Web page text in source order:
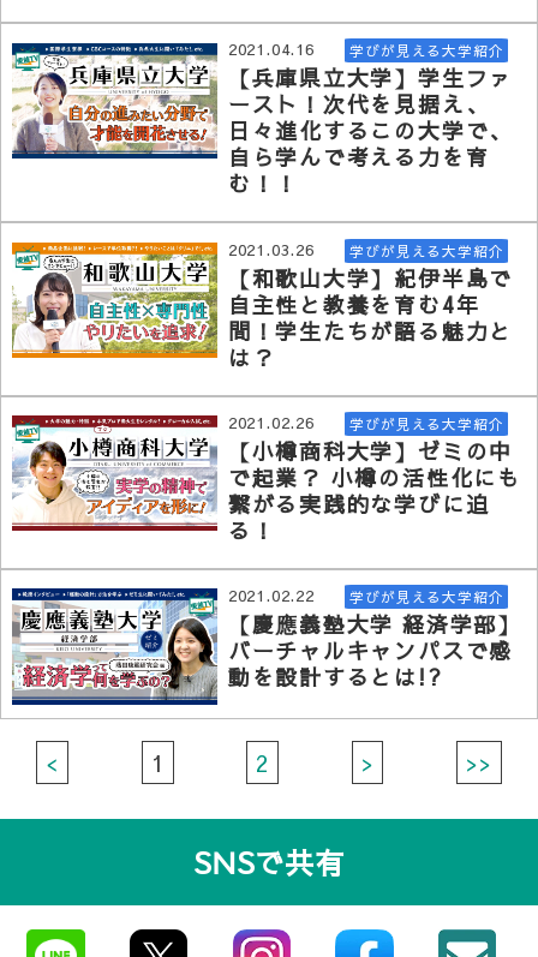
2021.04.16 学びが見える大学紹介
【兵庫県立大学】学生ファ
ースト！次代を見据え、
日々進化するこの大学で、
自ら学んで考える力を育
む！！
2021.03.26 学びが見える大学紹介
【和歌山大学】紀伊半島で
自主性と教養を育む4年
間！学生たちが語る魅力と
は？
2021.02.26 学びが見える大学紹介
【小樽商科大学】ゼミの中
で起業？ 小樽の活性化にも
繋がる実践的な学びに迫
る！
2021.02.22 学びが見える大学紹介
【慶應義塾大学 経済学部】
バーチャルキャンパスで感
動を設計するとは!?
< 1 2 > >>
SNSで共有